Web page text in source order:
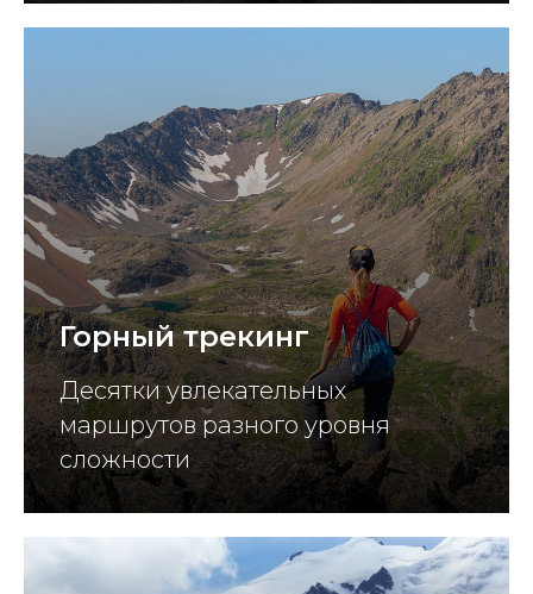
Горный трекинг
Десятки увлекательных
маршрутов разного уровня
сложности